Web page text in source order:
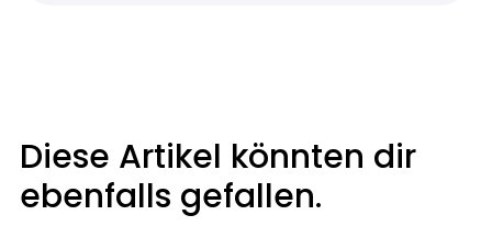
Diese Artikel könnten dir
ebenfalls gefallen.